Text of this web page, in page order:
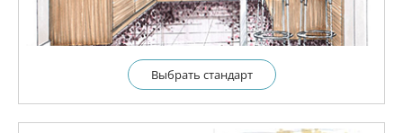
Выбрать cтандарт